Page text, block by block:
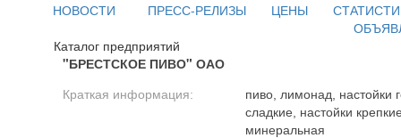
НОВОСТИ ПРЕСС-РЕЛИЗЫ ЦЕНЫ
Каталог предприятий
"БРЕСТСКОЕ ПИВО" ОАО
Краткая информация:
пиво, лимонад, настойки
сладкие, настойки
минеральная